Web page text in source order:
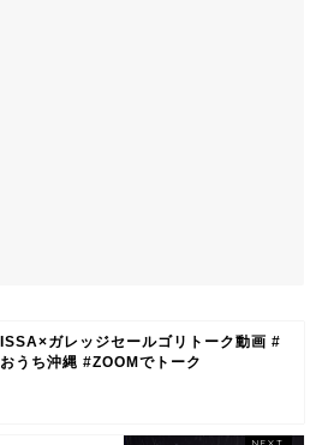
ISSA×ガレッジセールゴリトーク動画 #
おうち沖縄 #ZOOMでトーク